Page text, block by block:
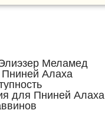
Меламед
Алаха
для Пниней Алаха